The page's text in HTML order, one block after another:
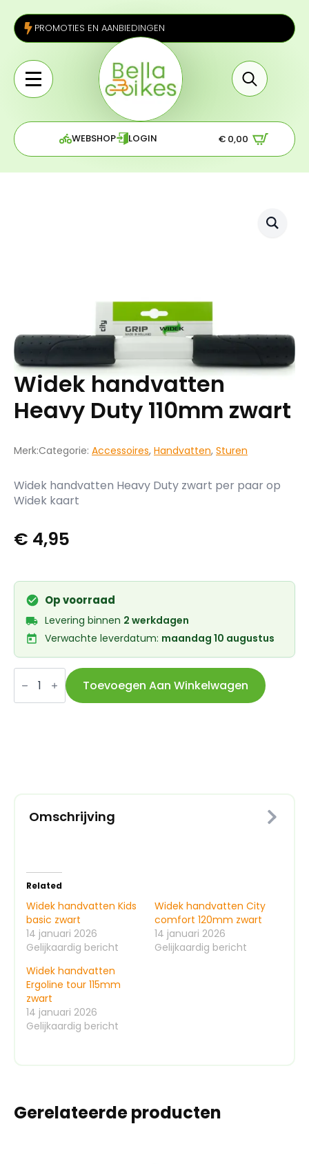
PROMOTIES EN AANBIEDINGEN
for:
WEBSHOP LOGIN € 0,00
Widek handvatten
Heavy Duty 110mm zwart
Merk:Categorie: Accessoires, Handvatten, Sturen
Widek handvatten Heavy Duty zwart per paar op
Widek kaart
€ 4,95
Op voorraad
Levering binnen 2 werkdagen
Verwachte leverdatum: maandag 10 augustus
Widek
handvatten
Heavy
Duty
Toevoegen Aan Winkelwagen
Omschrijving
Related
Widek handvatten Kids
basic zwart
14 januari 2026
Gelijkaardig bericht
Widek handvatten City
comfort 120mm zwart
14 januari 2026
Gelijkaardig bericht
Widek handvatten
Ergoline tour 115mm
zwart
14 januari 2026
Gelijkaardig bericht
Gerelateerde producten